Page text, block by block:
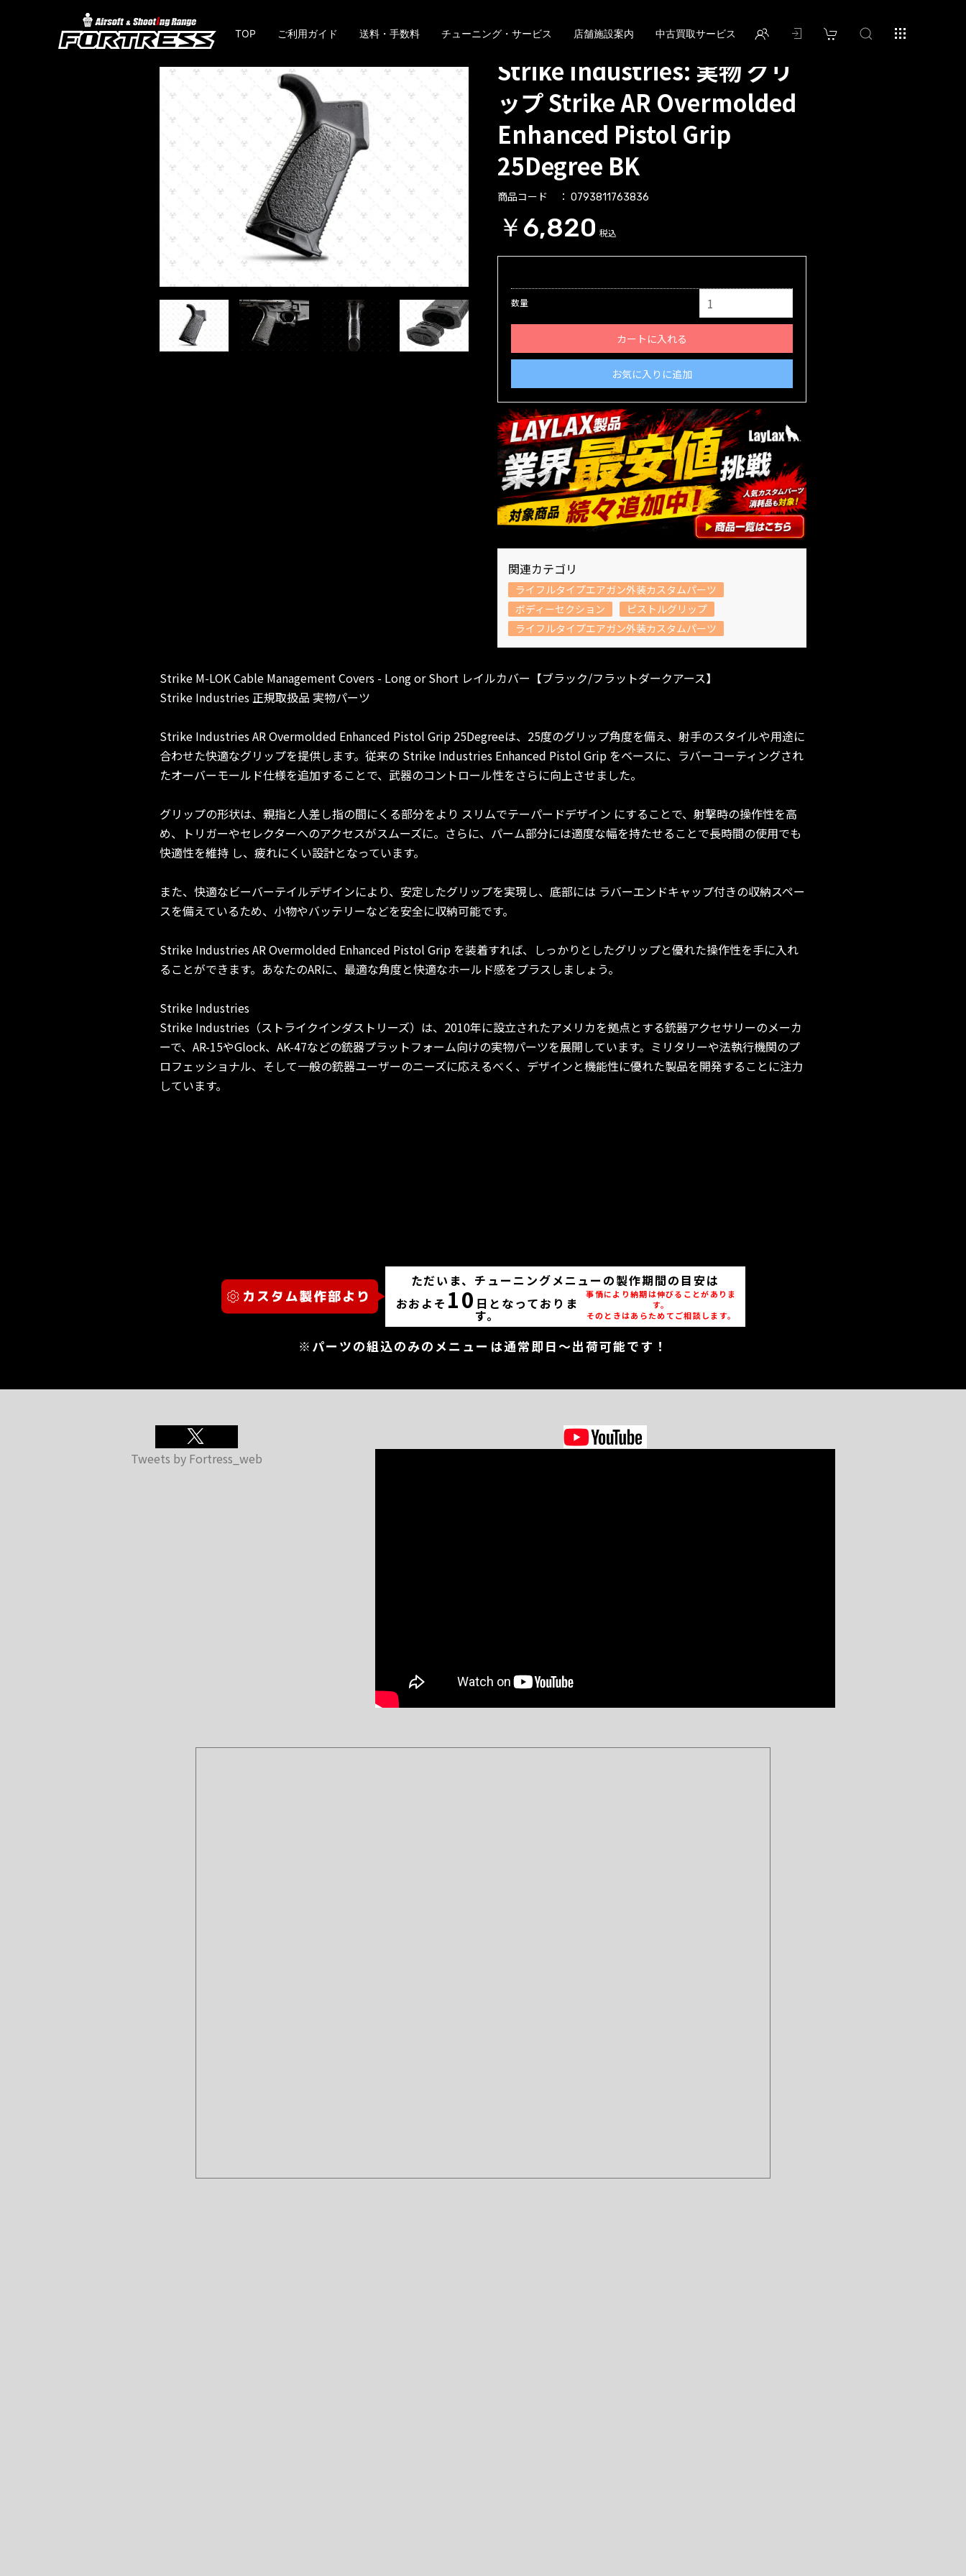
TOP ご利用ガイド 送料・手数料 チューニング・サービス 店舗施設案内 中古買取サービス
Strike Industries: 実物 グリ
ップ Strike AR Overmolded
Enhanced Pistol Grip
25Degree BK
商品コード 0793811763836
￥6,820 税込
数量
カートに入れる
お気に入りに追加
関連カテゴリ
ライフルタイプエアガン外装カスタムパーツ
ボディーセクション
ピストルグリップ
ライフルタイプエアガン外装カスタムパーツ
Strike M-LOK Cable Management Covers - Long or Short レイルカバー【ブラック/フラットダークアース】
Strike Industries 正規取扱品 実物パーツ
Strike Industries AR Overmolded Enhanced Pistol Grip 25Degreeは、25度のグリップ角度を備え、射手のスタイルや用途に
合わせた快適なグリップを提供します。従来の Strike Industries Enhanced Pistol Grip をベースに、ラバーコーティングされ
たオーバーモールド仕様を追加することで、武器のコントロール性をさらに向上させました。
グリップの形状は、親指と人差し指の間にくる部分をより スリムでテーパードデザイン にすることで、射撃時の操作性を高
め、トリガーやセレクターへのアクセスがスムーズに。さらに、パーム部分には適度な幅を持たせることで長時間の使用でも
快適性を維持 し、疲れにくい設計となっています。
また、快適なビーバーテイルデザインにより、安定したグリップを実現し、底部には ラバーエンドキャップ付きの収納スペー
スを備えているため、小物やバッテリーなどを安全に収納可能です。
Strike Industries AR Overmolded Enhanced Pistol Grip を装着すれば、しっかりとしたグリップと優れた操作性を手に入れ
ることができます。あなたのARに、最適な角度と快適なホールド感をプラスしましょう。
Strike Industries
Strike Industries（ストライクインダストリーズ）は、2010年に設立されたアメリカを拠点とする銃器アクセサリーのメーカ
ーで、AR-15やGlock、AK-47などの銃器プラットフォーム向けの実物パーツを展開しています。ミリタリーや法執行機関のプ
ロフェッショナル、そして一般の銃器ユーザーのニーズに応えるべく、デザインと機能性に優れた製品を開発することに注力
しています。
ただいま、チューニングメニューの製作期間の目安は
おおよそ 10 日となっておりま
す。
事情により納期は伸びることがありま
す。
そのときはあらためてご相談します。
※パーツの組込のみのメニューは通常即日～出荷可能です！
Tweets by Fortress_web